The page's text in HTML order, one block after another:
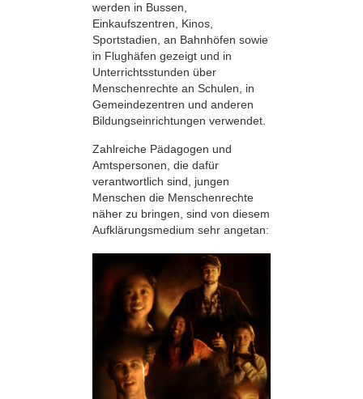
werden in Bussen,
Einkaufszentren, Kinos,
Sportstadien, an Bahnhöfen sowie
in Flughäfen gezeigt und in
Unterrichtsstunden über
Menschenrechte an Schulen, in
Gemeindezentren und anderen
Bildungseinrichtungen verwendet.
Zahlreiche Pädagogen und
Amtspersonen, die dafür
verantwortlich sind, jungen
Menschen die Menschenrechte
näher zu bringen, sind von diesem
Aufklärungsmedium sehr angetan: